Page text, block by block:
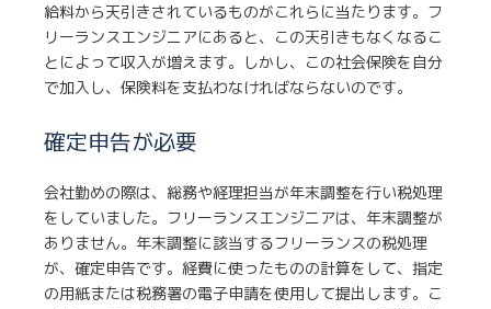
給料から天引きされているものがこれらに当たります。フ
リーランスエンジニアにあると、この天引きもなくなるこ
とによって収入が増えます。しかし、この社会保険を自分
で加入し、保険料を支払わなければならないのです。
確定申告が必要
会社勤めの際は、総務や経理担当が年末調整を行い税処理
をしていました。フリーランスエンジニアは、年末調整が
ありません。年末調整に該当するフリーランスの税処理
が、確定申告です。経費に使ったものの計算をして、指定
の用紙または税務署の電子申請を使用して提出します。こ